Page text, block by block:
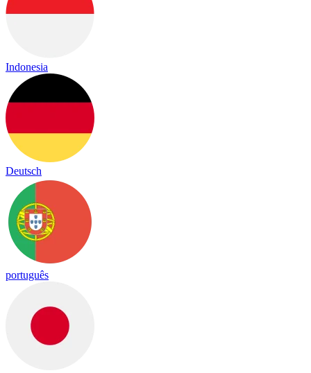
Indonesia
Deutsch
português